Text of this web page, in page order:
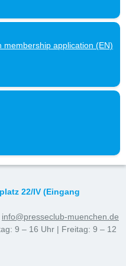
application (EN)
22/IV (Eingang
info@presseclub-muenchen.de
9 – 16 Uhr | Freitag: 9 – 12